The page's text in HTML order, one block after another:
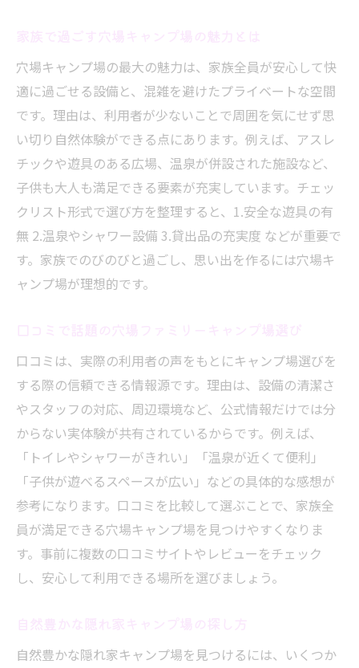
穴場キャンプ場の最大の魅力は、家族全員が安心して快
適に過ごせる設備と、混雑を避けたプライベートな空間
です。理由は、利用者が少ないことで周囲を気にせず思
い切り自然体験ができる点にあります。例えば、アスレ
チックや遊具のある広場、温泉が併設された施設など、
子供も大人も満足できる要素が充実しています。チェッ
クリスト形式で選び方を整理すると、1.安全な遊具の有
無 2.温泉やシャワー設備 3.貸出品の充実度 などが重要で
す。家族でのびのびと過ごし、思い出を作るには穴場キ
ャンプ場が理想的です。
口コミは、実際の利用者の声をもとにキャンプ場選びを
する際の信頼できる情報源です。理由は、設備の清潔さ
やスタッフの対応、周辺環境など、公式情報だけでは分
からない実体験が共有されているからです。例えば、
「トイレやシャワーがきれい」「温泉が近くて便利」
「子供が遊べるスペースが広い」などの具体的な感想が
参考になります。口コミを比較して選ぶことで、家族全
員が満足できる穴場キャンプ場を見つけやすくなりま
す。事前に複数の口コミサイトやレビューをチェック
し、安心して利用できる場所を選びましょう。
自然豊かな隠れ家キャンプ場を見つけるには、いくつか